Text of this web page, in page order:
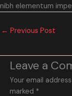
nibh elementum
← Previous Post
Leave a
Your email
marked *